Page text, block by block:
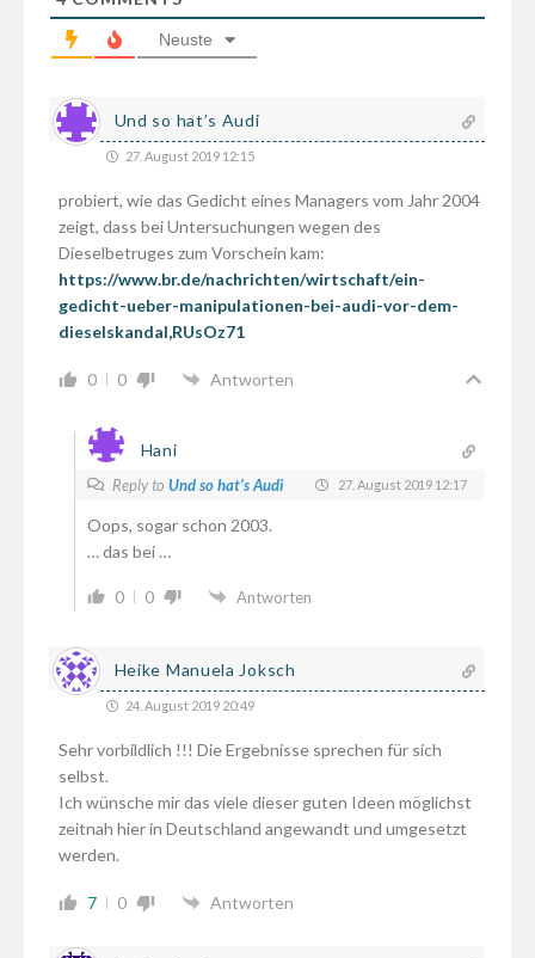
Neuste
Und so hat’s Audi
27. August 2019 12:15
probiert, wie das Gedicht eines Managers vom Jahr 2004
zeigt, dass bei Untersuchungen wegen des
Dieselbetruges zum Vorschein kam:
https://www.br.de/nachrichten/wirtschaft/ein-
gedicht-ueber-manipulationen-bei-audi-vor-dem-
dieselskandal,RUsOz71
0 0 Antworten
Hani
Reply to Und so hat’s Audi 27. August 2019 12:17
Oops, sogar schon 2003.
… das bei …
0 0 Antworten
Heike Manuela Joksch
24. August 2019 20:49
Sehr vorbildlich !!! Die Ergebnisse sprechen für sich
selbst.
Ich wünsche mir das viele dieser guten Ideen möglichst
zeitnah hier in Deutschland angewandt und umgesetzt
werden.
7 0 Antworten